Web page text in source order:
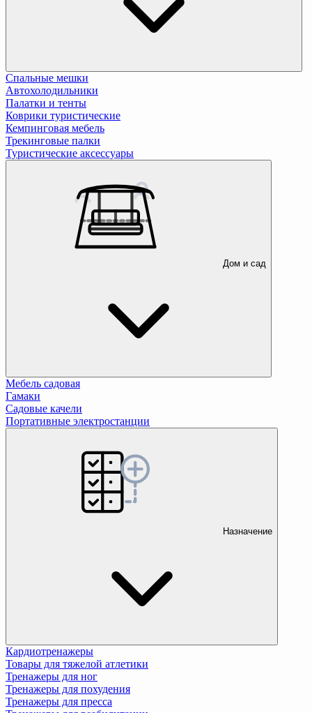
Спальные мешки
Автохолодильники
Палатки и тенты
Коврики туристические
Кемпинговая мебель
Трекинговые палки
Туристические аксессуары
Дом и сад
Мебель садовая
Гамаки
Садовые качели
Портативные электростанции
Назначение
Кардиотренажеры
Товары для тяжелой атлетики
Тренажеры для ног
Тренажеры для похудения
Тренажеры для пресса